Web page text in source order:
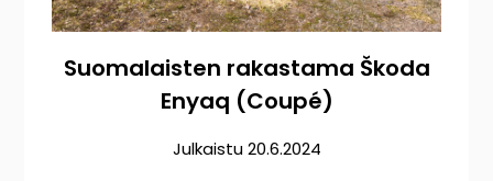
Suomalaisten rakastama Škoda
Enyaq (Coupé)
Julkaistu20.6.2024